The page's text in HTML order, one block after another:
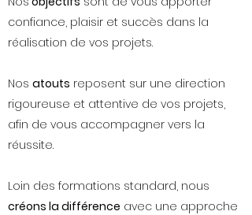
confiance, plaisir et succès dans la
réalisation de vos projets.
Nos atouts reposent sur une direction
rigoureuse et attentive de vos projets,
afin de vous accompagner vers la
réussite.
Loin des formations standard, nous
créons la différence avec une approche